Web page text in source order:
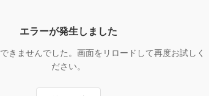
エラーが発生しました
きませんでした。画面をリロードして再度お試しく
ださい。